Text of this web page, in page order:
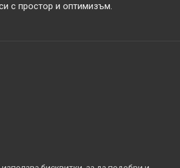
с простор и оптимизъм.